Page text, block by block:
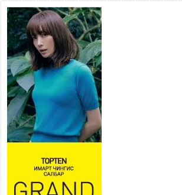
төв” байгуулах төсөлд төр,
хувийн хэвшлийн түншлэлийн хүрээнд хамтран
ажиллахыг урьж байна
2026 оны 7 сар 22 / 9 цаг 28 минут
Б.Пүрэвдагва: “Урт цагаан”-ыг
залуучууд чөлөөт цагаа
өнгөрүүлдэг, жуулчид зорьж
ирдэг цэг болгоно
2026 оны 7 сар 21 / 16 цаг 47 минут
Тусгай замын автобус /BRT/ төслийн удирдах
хорооны ээлжит хуралдаан боллоо
Ерөнхий сайд Н.Учрал БНХАУ-аас Монгол Улсад
суугаа Элчин сайд Шэнь Миньжюанийг хүлээн
авч уулзав